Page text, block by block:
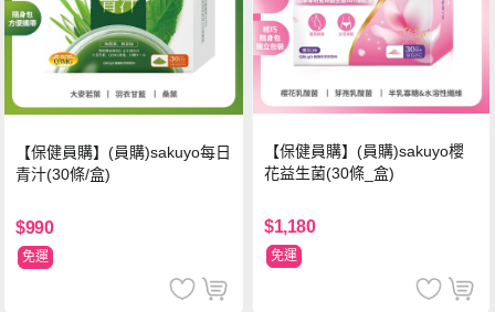
【保健員購】(員購)sakuyo每日
青汁(30條/盒)
$990
免運
【保健員購】(員購)sakuyo櫻
花益生菌(30條_盒)
$1,180
免運